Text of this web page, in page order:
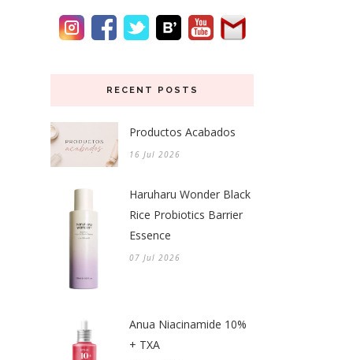
RECENT POSTS
Productos Acabados
16 Jul 2026
Haruharu Wonder Black
Rice Probiotics Barrier
Essence
07 Jul 2026
Anua Niacinamide 10%
+ TXA